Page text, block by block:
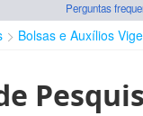
Perguntas
Bolsas e Auxílios